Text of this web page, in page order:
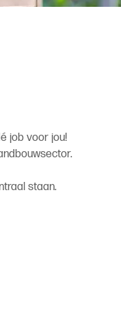
job voor jou!
staan.